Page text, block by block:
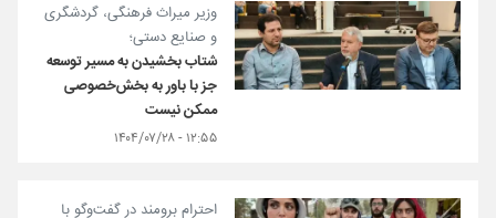
وزیر میراث فرهنگی، گردشگری
و صنایع دستی؛
شتاب بخشیدن به مسیر توسعه
جز با باور به بخش‌خصوصی
ممکن نیست
۱۲:۵۵ - ۱۴۰۴/۰۷/۲۸
احترام برومند در گفت‌وگو با